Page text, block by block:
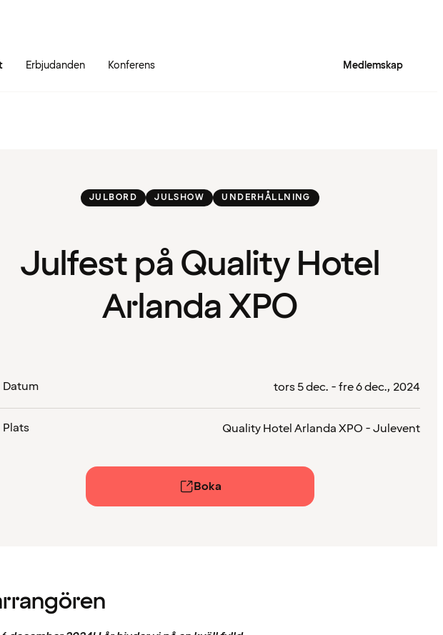
Erbjudanden Konferens Medlemskap
JULBORD JULSHOW UNDERHÅLLNING
Julfest på Quality Hotel
Arlanda XPO
Datum tors 5 dec. - fre 6 dec., 2024
Plats Quality Hotel Arlanda XPO - Julevent
Boka